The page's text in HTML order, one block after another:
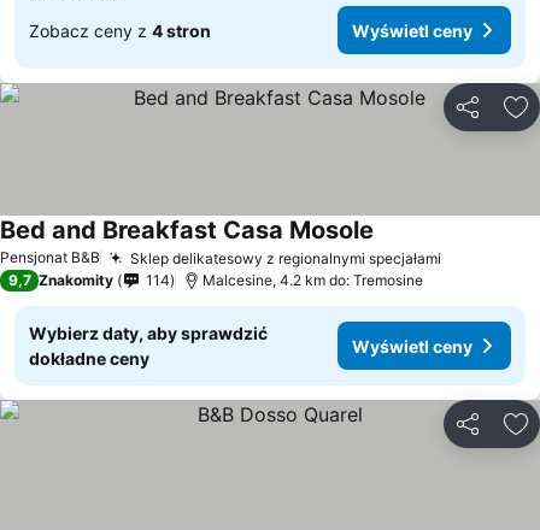
Zobacz ceny z 4 stron Wyświetl ceny
Pensjonat B&B Sklep delikatesowy z regionalnymi specjałami
Bed and Breakfast Casa Mosole
9,7 Znakomity 114 Malcesine, 4.2 km do: Tremosine
Wybierz daty, aby sprawdzić
dokładne ceny
Wyświetl ceny